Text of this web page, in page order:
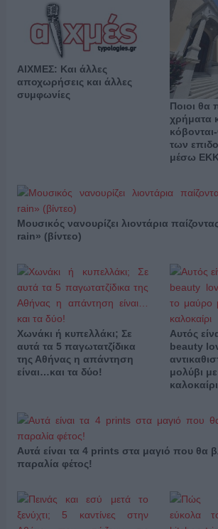
ΑΙΧΜΕΣ: Και άλλες
αποχωρήσεις και άλλες
συμφωνίες
Ποιοι θα
χρήματα
των
μέσω
Μουσικός νανουρίζει λιοντάρια
rain» (βίντεο)
Χωνάκι ή κυπελλάκι; Σε
αυτά τα 5 παγωτατζίδικα
της Αθήνας η απάντηση
είναι…και τα δύο!
Αυτός
beauty
μολύβι
καλοκαίρι
Αυτά είναι τα 4 prints στα μαγιό που θα
παραλία φέτος!